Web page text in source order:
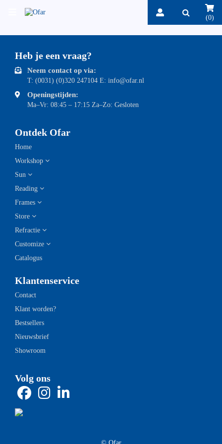
(0)
Heb je een vraag?
Neem contact op via:
T: (0031) (0)320 247104 E: info@ofar.nl
Openingstijden:
Ma–Vr: 08:45 – 17:15 Za–Zo: Gesloten
Ontdek Ofar
Home
Workshop
Sun
Reading
Frames
Store
Refractie
Customize
Catalogus
Klantenservice
Contact
Klant worden?
Bestsellers
Nieuwsbrief
Showroom
Volg ons